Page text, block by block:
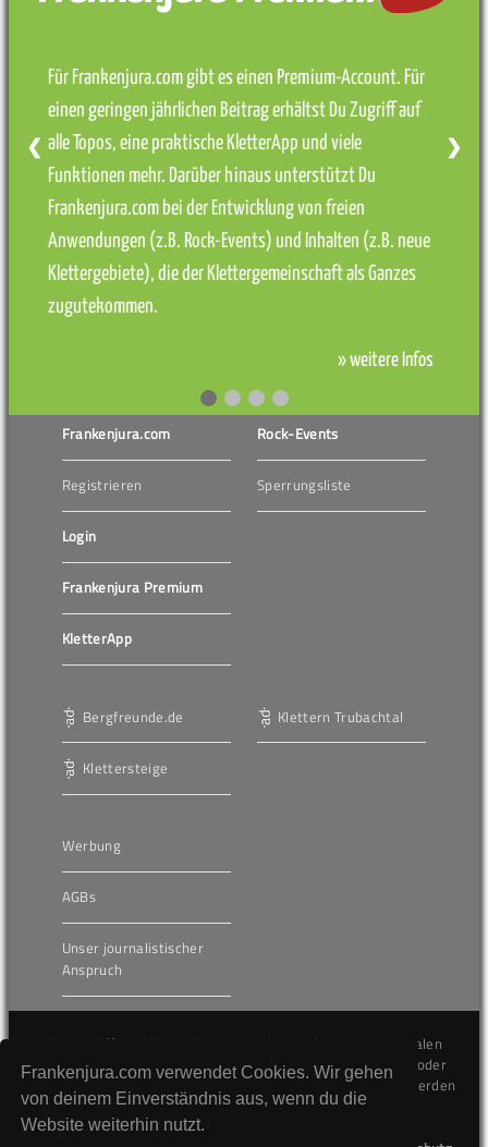
Frankenjura.com verwendet Cookies. Wir gehen
von deinem Einverständnis aus, wenn du die
Website weiterhin nutzt.
Für Frankenjura.com gibt es einen Premium-Account. Für
einen geringen jährlichen Beitrag erhältst Du Zugriff auf
alle Topos, eine praktische KletterApp und viele
Funktionen mehr. Darüber hinaus unterstützt Du
Frankenjura.com bei der Entwicklung von freien
Anwendungen (z.B. Rock-Events) und Inhalten (z.B. neue
Klettergebiete), die der Klettergemeinschaft als Ganzes
zugutekommen.
» weitere Infos
❮ ❯
Frankenjura.com
Registrieren
Login
Frankenjura Premium
KletterApp
Rock-Events
Sperrungsliste
Bergfreunde.de
Klettersteige
Klettern Trubachtal
Werbung
AGBs
Unser journalistischer
Anspruch
Die hier veröffentlichten Inhalte unterliegen dem internationalen
Urheberrecht (Copyright) und dürfen nicht kopiert, verändert oder
unverändert wiederveröffentlicht werden. Gegen Verstöße werden
wir auf juristischem Wege vorgehen.